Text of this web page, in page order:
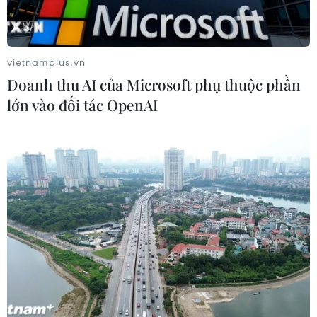
CƠ QUAN CHỦ QUẢN: THÔNG TẤN XÃ VIỆT NAM
Tổng Biên tập: TRẦN TIẾN DUẨN
Phó Tổng Biên tập: NGUYỄN THỊ TÁM, KHÚC THANH
THỦY
Sở hữu trí tuệ
Quy định sử dụng
Hỗ trợ
vietnamplus.vn
Doanh thu AI của Microsoft phụ thuộc phần
lớn vào đối tác OpenAI